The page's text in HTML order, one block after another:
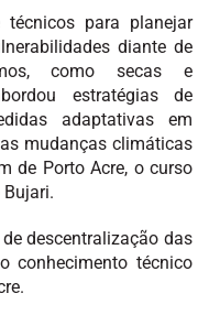
para planejar
diante de
como secas e
estratégias de
adaptativas em
mudanças climáticas
de Porto Acre, o curso
descentralização das
conhecimento técnico